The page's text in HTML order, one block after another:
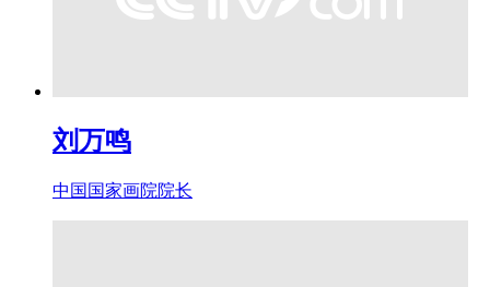
刘万鸣
中国国家画院院长